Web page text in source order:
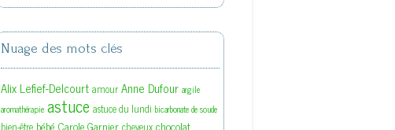
Nuage des mots clés
Alix Lefief-Delcourt amour Anne Dufour argile
aromathérapie astuce astuce du lundi bicarbonate de soude
bébé Carole Garnier chocolat